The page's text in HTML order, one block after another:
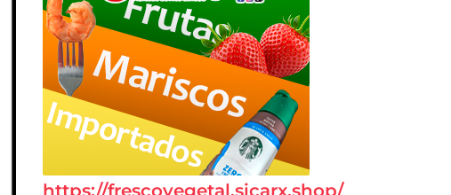
https://frescovegetal.sicarx.shop/